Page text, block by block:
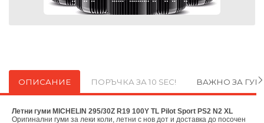
ОПИСАНИЕ ПОРЪЧКА ЗА 10 SEC! ВАЖНО ЗА
Летни гуми MICHELIN 295/30Z R19 100Y TL Pilot Sport PS2 N2 XL
Оригинални гуми за леки коли, летни с нов дот и доставка до посочен